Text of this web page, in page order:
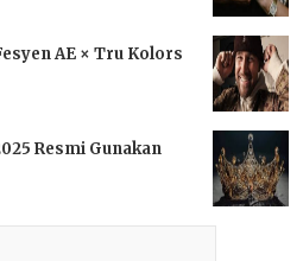
AE × Tru Kolors
Resmi Gunakan